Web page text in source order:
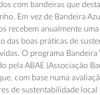
com bandeiras que
Em vez de Bandeira
recebem anualmente
das boas práticas de
O programa Bandeira
pela ABAE (Associação
com base numa
de sustentabilidade local